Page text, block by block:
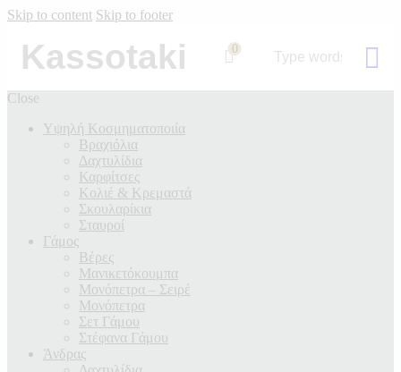
Skip to content Skip to footer
Kassotaki 0
Close
Υψηλή Κοσμηματοποιία
Βραχιόλια
Δαχτυλίδια
Καρφίτσες
Κολιέ & Κρεμαστά
Σκουλαρίκια
Σταυροί
Γάμος
Βέρες
Μανικετόκουμπα
Μονόπετρα – Σειρέ
Μονόπετρα
Σετ Γάμου
Στέφανα Γάμου
Άνδρας